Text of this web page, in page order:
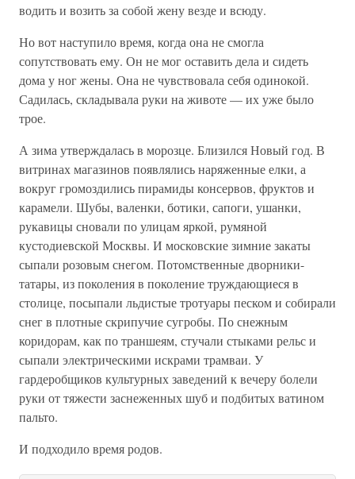
водить и возить за собой жену везде и всюду.
Но вот наступило время, когда она не смогла
сопутствовать ему. Он не мог оставить дела и сидеть
дома у ног жены. Она не чувствовала себя одинокой.
Садилась, складывала руки на животе — их уже было
трое.
А зима утверждалась в морозце. Близился Новый год. В
витринах магазинов появлялись наряженные елки, а
вокруг громоздились пирамиды консервов, фруктов и
карамели. Шубы, валенки, ботики, сапоги, ушанки,
рукавицы сновали по улицам яркой, румяной
кустодиевской Москвы. И московские зимние закаты
сыпали розовым снегом. Потомственные дворники-
татары, из поколения в поколение труждающиеся в
столице, посыпали льдистые тротуары песком и собирали
снег в плотные скрипучие сугробы. По снежным
коридорам, как по траншеям, стучали стыками рельс и
сыпали электрическими искрами трамваи. У
гардеробщиков культурных заведений к вечеру болели
руки от тяжести заснеженных шуб и подбитых ватином
пальто.
И подходило время родов.